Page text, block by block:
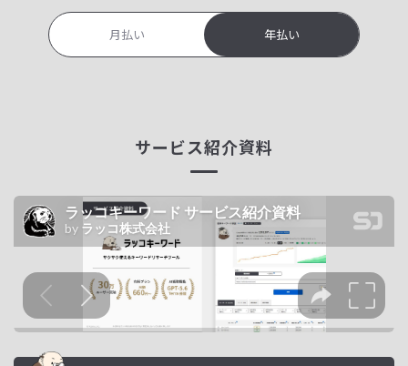
月払い 年払い
サービス紹介資料